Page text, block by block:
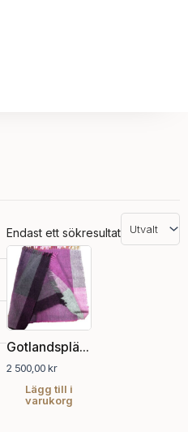
Endast ett sökresultat
Gotlandspläd, rosa /naturvit
2 500,00kr
Lägg till i
varukorg